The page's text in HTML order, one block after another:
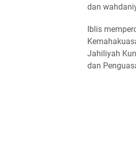
dan
Iblis
Jahiliyah
dan